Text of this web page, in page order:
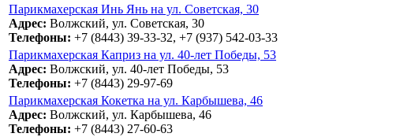
Парикмахерская Инь Янь на ул. Советская, 30
Адрес: Волжский, ул. Советская, 30
Телефоны: +7 (8443) 39-33-32, +7 (937) 542-03-33
Парикмахерская Каприз на ул. 40-лет Победы, 53
Адрес: Волжский, ул. 40-лет Победы, 53
Телефоны: +7 (8443) 29-97-69
Парикмахерская Кокетка на ул. Карбышева, 46
Адрес: Волжский, ул. Карбышева, 46
Телефоны: +7 (8443) 27-60-63